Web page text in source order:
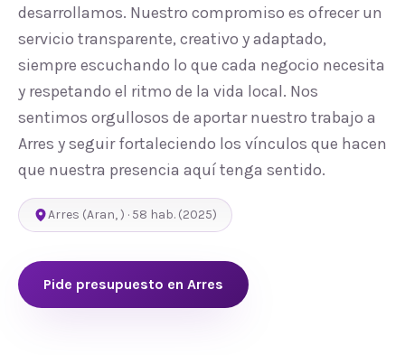
desarrollamos. Nuestro compromiso es ofrecer un
servicio transparente, creativo y adaptado,
siempre escuchando lo que cada negocio necesita
y respetando el ritmo de la vida local. Nos
sentimos orgullosos de aportar nuestro trabajo a
Arres y seguir fortaleciendo los vínculos que hacen
que nuestra presencia aquí tenga sentido.
Arres (Aran,) · 58 hab. (2025)
Pide presupuesto en Arres